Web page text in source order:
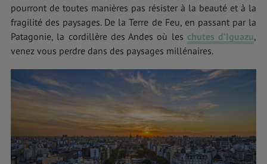
pourront de toutes manières pas résister à la beauté et à la
fragilité des paysages. De la Terre de Feu, en passant par la
Patagonie, la cordillère des Andes où les chutes d’Iguazu,
venez vous perdre dans des paysages millénaires.